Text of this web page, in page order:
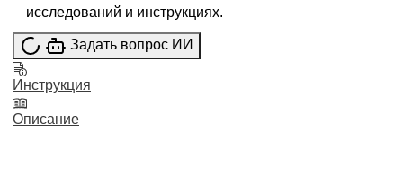
исследований и инструкциях.
Задать вопрос ИИ
Инструкция
Описание